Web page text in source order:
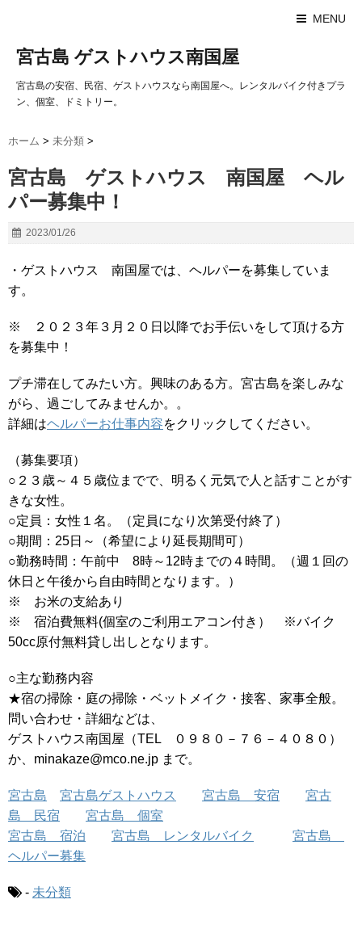
MENU
宮古島 ゲストハウス南国屋
宮古島の安宿、民宿、ゲストハウスなら南国屋へ。レンタルバイク付きプラ
ン、個室、ドミトリー。
ホーム > 未分類 >
宮古島 ゲストハウス 南国屋 ヘル
パー募集中！
2023/01/26
・ゲストハウス 南国屋では、ヘルパーを募集していま
す。
※ ２０２３年３月２０日以降でお手伝いをして頂ける方
を募集中！
プチ滞在してみたい方。興味のある方。宮古島を楽しみな
がら、過ごしてみませんか。。
詳細はヘルパーお仕事内容をクリックしてください。
（募集要項）
○２３歳～４５歳位までで、明るく元気で人と話すことがす
きな女性。
○定員：女性１名。（定員になり次第受付終了）
○期間：25日～（希望により延長期間可）
○勤務時間：午前中 8時～12時までの４時間。（週１回の
休日と午後から自由時間となります。）
※ お米の支給あり
※ 宿泊費無料(個室のご利用エアコン付き） ※バイク
50cc原付無料貸し出しとなります。
○主な勤務内容
★宿の掃除・庭の掃除・ベットメイク・接客、家事全般。
問い合わせ・詳細などは、
ゲストハウス南国屋（TEL ０９８０－７６－４０８０）
か、minakaze@mco.ne.jp まで。
宮古島 宮古島ゲストハウス 宮古島 安宿
宮古
島 民宿
宮古島 個室
宮古島 宿泊
宮古島 レンタルバイク
宮古島
ヘルパー募集
- 未分類